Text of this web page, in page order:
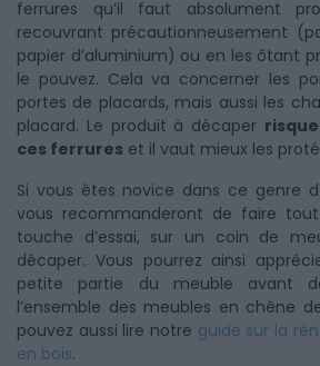
ferrures qu’il faut absolument
recouvrant précautionneusement
papier d’aluminium) ou en les ôtant
le pouvez. Cela va concerner les
portes de placards, mais aussi les
placard. Le produit à décaper
ces ferrures et il vaut mieux les
Si vous êtes novice dans ce genre
vous recommanderont de faire
touche d’essai, sur un coin de
décaper. Vous pourrez ainsi
petite partie du meuble avant
l’ensemble des meubles en chêne
pouvez aussi lire notre guide sur la
en bois.